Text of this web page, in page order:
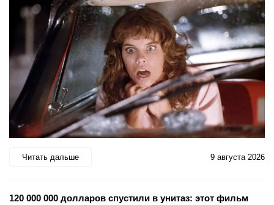
Читать дальше 9 августа 2026
120 000 000 долларов спустили в унитаз: этот фильм